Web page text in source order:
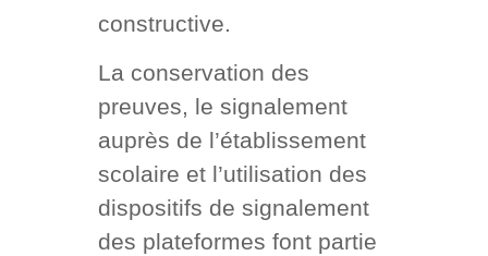
constructive.
La conservation des
preuves, le signalement
auprès de l’établissement
scolaire et l’utilisation des
dispositifs de signalement
des plateformes font partie